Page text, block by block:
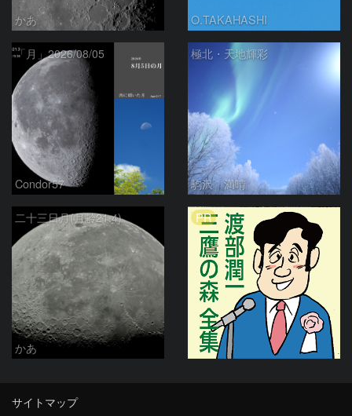
かあ O.TAKAHASHI
「月」2026/08/05
Condor57
極北・天地輝彩
駒沢 満晴
二十三日月(月齢21.4)
かあ
PR
サイトマップ